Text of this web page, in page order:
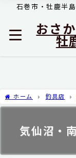
石巻市・牡鹿半
おさ
牡
ホーム 釣具店
気仙沼・